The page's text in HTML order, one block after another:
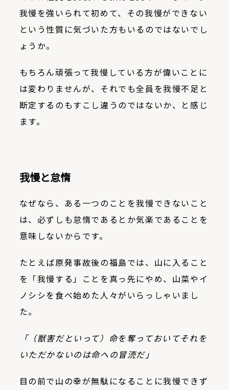
我慢を強いられて初めて、その我慢ができない
という性質に気づいた方もいるのではないでし
ょうか。
もちろん頑張って我慢している方が偉いことに
は変わりませんが、それでも全員を我慢不足と
断定するのもすこし違うのではないか、と感じ
ます。
我慢と怠惰
なぜなら、ある一つのことを我慢できないこと
は、必ずしも怠惰であるとか気楽であることを
意味しないからです。
たとえば原発事故後の福島では、山に入ること
を「我慢する」ことを真っ先にやめ、山菜やイ
ノシシを食べ始めた人々がいらっしゃいまし
た。
「（獣害だといって）命を奪っておいてそれを
いただかないのは命への冒涜だ」
目の前で山の幸が無駄になることに我慢できず